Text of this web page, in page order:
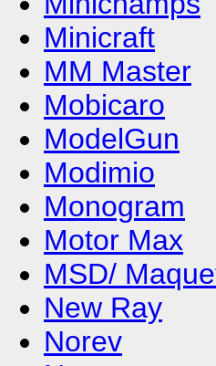
Minicraft
MM Master
Mobicaro
ModelGun
Modimio
Monogram
Motor Max
MSD/
New Ray
Norev